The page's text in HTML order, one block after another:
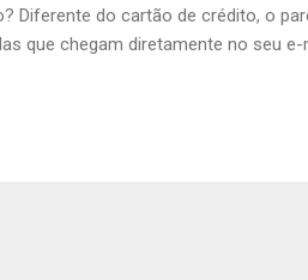
Diferente do cartão de crédito, o
que chegam diretamente no seu
com melhor avaliação podem
entrada inicial, conforme